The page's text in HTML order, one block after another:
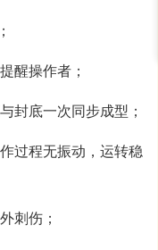
醒操作者；
封底一次同步成型；
过程无振动，运转稳
刺伤；